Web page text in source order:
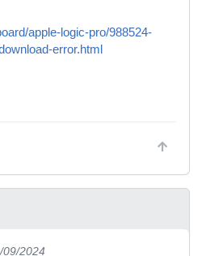
apple-logic-pro/988524-
error.html
09/2024